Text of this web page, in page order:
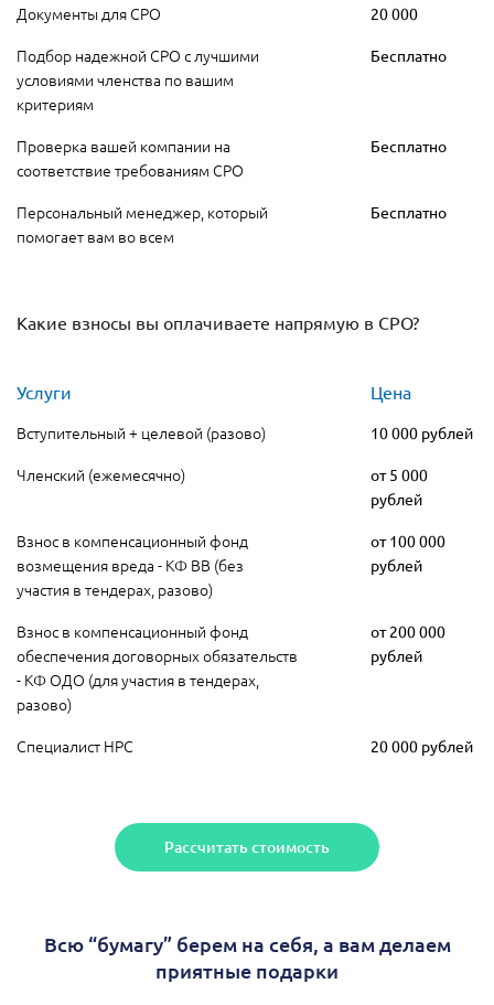
Документы для СРО 20 000
Подбор надежной СРО с лучшими
условиями членства по вашим
критериям
Бесплатно
Проверка вашей компании на
соответствие требованиям СРО
Бесплатно
Персональный менеджер, который
помогает вам во всем
Бесплатно
Какие взносы вы оплачиваете напрямую в СРО?
Услуги
Цена
Вступительный + целевой (разово)
10 000 рублей
Членский (ежемесячно)
от 5 000
рублей
Взнос в компенсационный фонд
возмещения вреда - КФ ВВ (без
участия в тендерах, разово)
от 100 000
рублей
Взнос в компенсационный фонд
обеспечения договорных обязательств
- КФ ОДО (для участия в тендерах,
разово)
от 200 000
рублей
Специалист НРС 20 000 рублей
Рассчитать стоимость
Всю “бумагу” берем на себя, а вам делаем
приятные подарки